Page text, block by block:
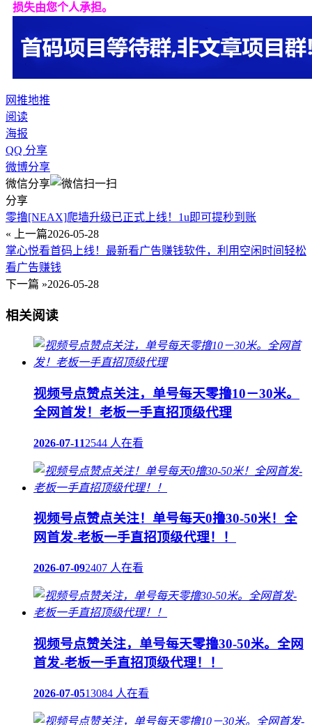
损失由您个人承担。
网推地推
阅读
海报
QQ 分享
微博分享
微信分享
分享
零撸[NEAX]爬墙升级已正式上线！1u即可提秒到账
« 上一篇2026-05-28
掌心悦看首码上线！最新看广告赚钱软件，利用空闲时间轻松
看广告赚钱
下一篇 »2026-05-28
相关阅读
视频号点赞点关注，单号每天零撸10－30米。
全网首发！老板一手直招顶级代理
2026-07-112544 人在看
视频号点赞点关注！单号每天0撸30-50米！全
网首发-老板一手直招顶级代理！！
2026-07-092407 人在看
视频号点赞关注，单号每天零撸30-50米。全网
首发-老板一手直招顶级代理！！
2026-07-0513084 人在看